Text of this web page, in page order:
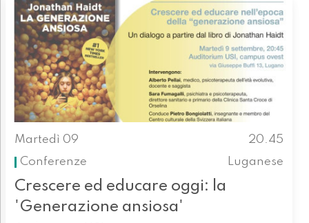
Martedì 09
20.45
Conferenze
Luganese
Crescere ed educare oggi: la
'Generazione ansiosa'